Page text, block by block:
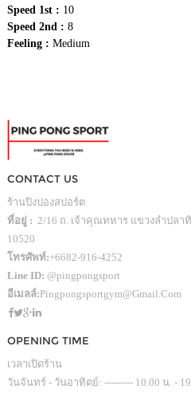
Speed 1st : 10
Speed 2nd : 8
Feeling : Medium
CONTACT US
ร้านปิงปองสปอร์ต
ที่อยู่ : 2/16 ถ. เจ้าคุณทหาร แขวงลำปลา
10520
โทรศัพท์:+6682-916-4252
Line ID: @pingpongsport
อีเมลล์:Pingpongsportgym@gmail.com
OPENING TIME
เวลาเปิดร้าน
วันจันทร์ - วันอาทิตย์: --------- 10.00 น. -